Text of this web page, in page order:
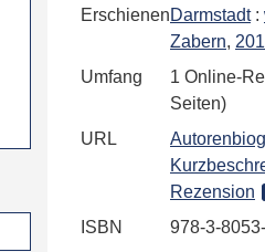
ErschienenDarmstadt:
Zabern,
Umfang
1 Online-
Seiten)
URL
Rezension
ISBN
978-3-